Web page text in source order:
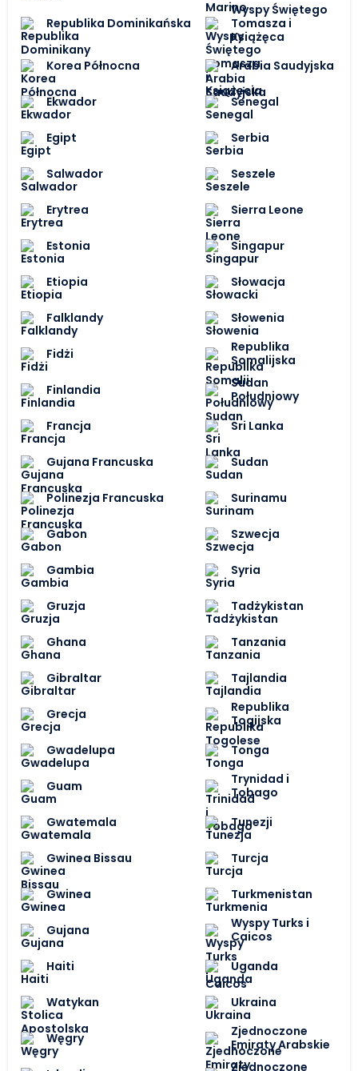
Republika Dominikańska
Korea Północna
Ekwador
Egipt
Salwador
Erytrea
Estonia
Etiopia
Falklandy
Fidżi
Finlandia
Francja
Gujana Francuska
Polinezja Francuska
Gabon
Gambia
Gruzja
Ghana
Gibraltar
Grecja
Gwadelupa
Guam
Gwatemala
Gwinea Bissau
Gwinea
Gujana
Haiti
Watykan
Węgry
Wyspy Świętego
Tomasza i
Książęca
Arabia Saudyjska
Senegal
Serbia
Seszele
Sierra Leone
Singapur
Słowacja
Słowenia
Republika
Somalijska
Sudan
Południowy
Sri Lanka
Sudan
Surinamu
Szwecja
Syria
Tadżykistan
Tanzania
Tajlandia
Republika
Togijska
Tonga
Trynidad i
Tobago
Tunezji
Turcja
Turkmenistan
Wyspy Turks i
Caicos
Uganda
Ukraina
Zjednoczone
Emiraty Arabskie
Zjednoczone